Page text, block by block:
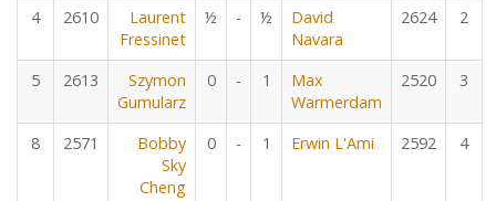
4 2610
Laurent
Fressinet
½ - ½
David
Navara
2624 2
5 2613
Szymon
Gumularz
0 - 1
Max
Warmerdam
2520 3
8 2571
Bobby
Sky
Cheng
0 - 1 Erwin L'Ami 2592 4